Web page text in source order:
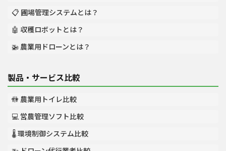
📋 圃場管理システムとは？
🤖 収穫ロボットとは？
🚁 農業用ドローンとは？
製品・サービス比較
🚻 農業用トイレ比較
💻 営農管理ソフト比較
🌡️ 環境制御システム比較